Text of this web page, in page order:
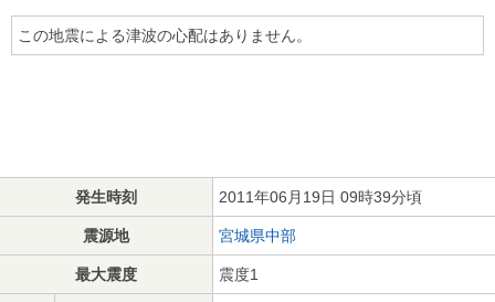
この地震による津波の心配はありません。
発生時刻 2011年06月19日 09時39分頃
震源地 宮城県中部
最大震度 震度1